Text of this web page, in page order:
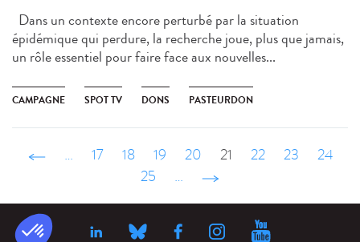
Dans un contexte encore perturbé par la situation
épidémique qui perdure, la recherche joue, plus que jamais,
un rôle essentiel pour faire face aux nouvelles...
CAMPAGNE SPOT TV DONS PASTEURDON
‹ précédent
… 17 18 19 20 21 22 23
24
25
… suivant ›